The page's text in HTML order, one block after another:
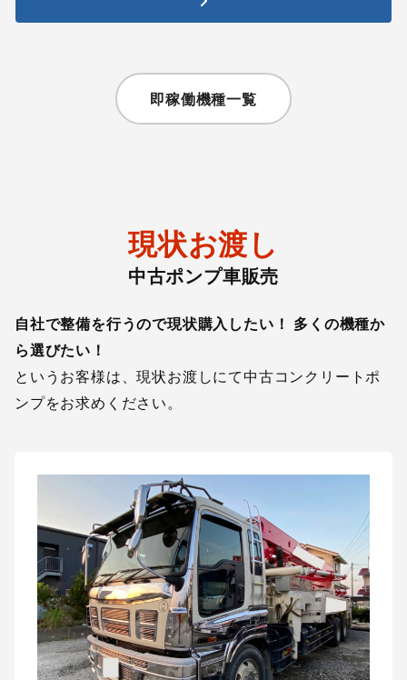
即稼働機種一覧
現状お渡し
中古ポンプ車販売
自社で整備を行うので現状購入したい！ 多くの機種か
ら選びたい！
というお客様は、現状お渡しにて中古コンクリートポ
ンプをお求めください。